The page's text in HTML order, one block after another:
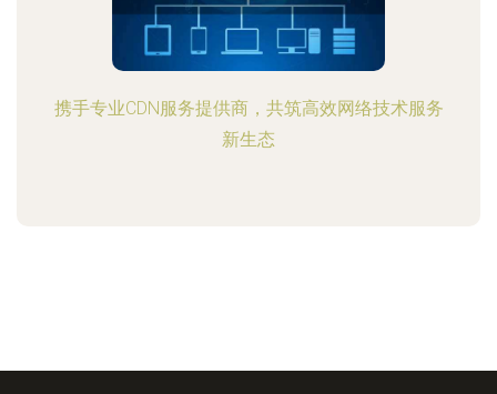
携手专业CDN服务提供商，共筑高效网络技术服务
新生态